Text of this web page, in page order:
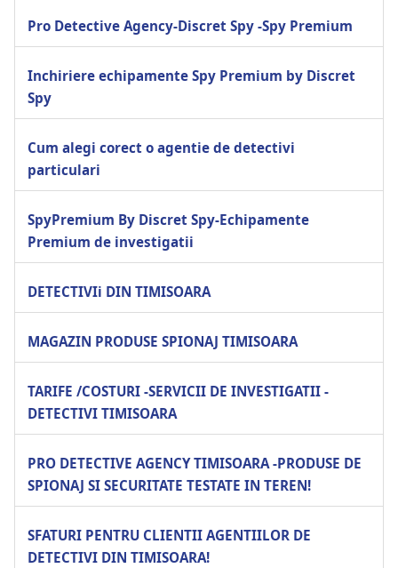
Pro Detective Agency-Discret Spy -Spy Premium
Inchiriere echipamente Spy Premium by Discret
Spy
Cum alegi corect o agentie de detectivi
particulari
SpyPremium By Discret Spy-Echipamente
Premium de investigatii
DETECTIVIi DIN TIMISOARA
MAGAZIN PRODUSE SPIONAJ TIMISOARA
TARIFE /COSTURI -SERVICII DE INVESTIGATII -
DETECTIVI TIMISOARA
PRO DETECTIVE AGENCY TIMISOARA -PRODUSE DE
SPIONAJ SI SECURITATE TESTATE IN TEREN!
SFATURI PENTRU CLIENTII AGENTIILOR DE
DETECTIVI DIN TIMISOARA!